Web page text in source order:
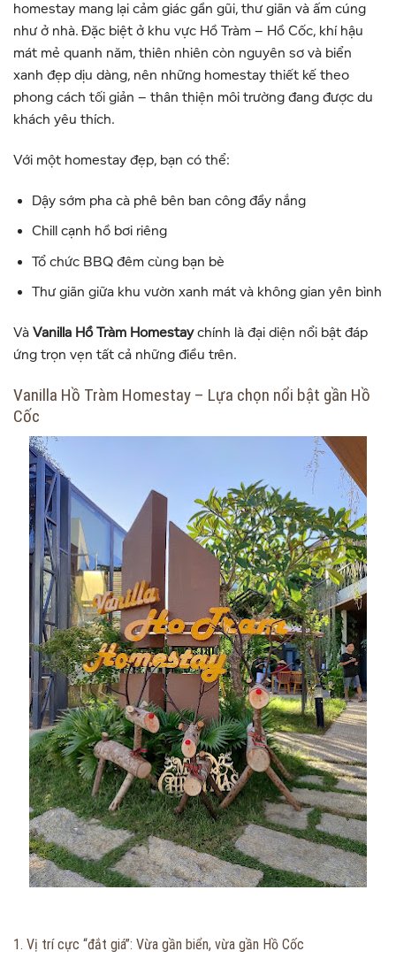
homestay mang lại cảm giác gần gũi, thư giãn và ấm cúng
như ở nhà. Đặc biệt ở khu vực Hồ Tràm – Hồ Cốc, khí hậu
mát mẻ quanh năm, thiên nhiên còn nguyên sơ và biển
xanh đẹp dịu dàng, nên những homestay thiết kế theo
phong cách tối giản – thân thiện môi trường đang được du
khách yêu thích.
Với một homestay đẹp, bạn có thể:
Dậy sớm pha cà phê bên ban công đầy nắng
Chill cạnh hồ bơi riêng
Tổ chức BBQ đêm cùng bạn bè
Thư giãn giữa khu vườn xanh mát và không gian yên bình
Và Vanilla Hồ Tràm Homestaychính là đại diện nổi bật đáp
ứng trọn vẹn tất cả những điều trên.
Vanilla Hồ Tràm Homestay – Lựa chọn nổi bật gần Hồ
Cốc
1. Vị trí cực “đắt giá”: Vừa gần biển, vừa gần Hồ Cốc